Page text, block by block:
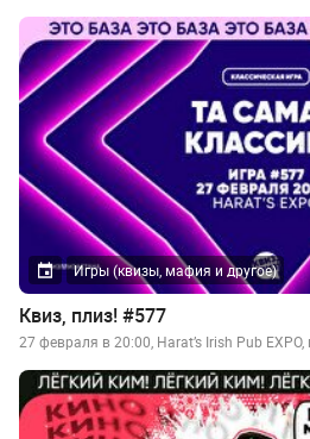
Игры (квизы, мафия и другое)
Квиз, плиз! #577
27 февраля в 20:00, Harat’s Irish Pub